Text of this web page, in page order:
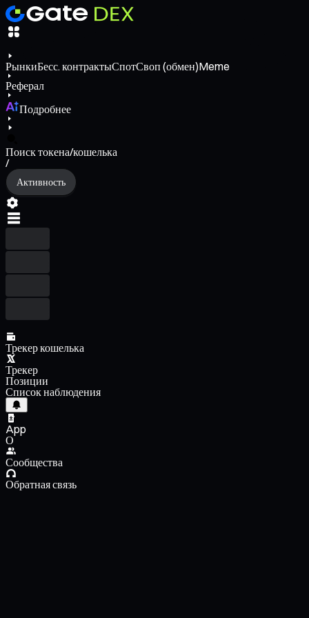
РынкиБесс. контрактыСпотСвоп (обмен)Meme
Реферал
Подробнее
Поиск токена/кошелька
/
Активность
Трекер кошелька
Трекер
Позиции
Список наблюдения
App
О
Сообщества
Обратная связь